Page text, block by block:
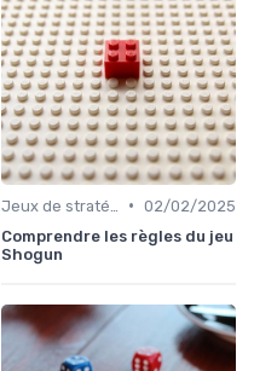
• 02/02/2025
Comprendre les règles du jeu
Shogun